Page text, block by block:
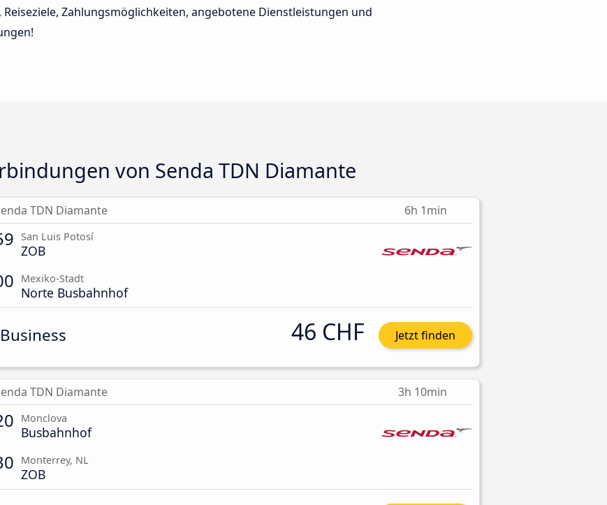
Zahlungsmöglichkeiten, angebotene Dienstleistungen und
von Senda TDN Diamante
TDN Diamante 6h 1min
San Luis Potosí
ZOB
Mexiko-Stadt
Norte Busbahnhof
Business 46 CHF Jetzt finden
TDN Diamante 3h 10min
Monclova
Busbahnhof
Monterrey, NL
ZOB